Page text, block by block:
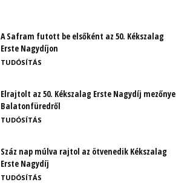
A Safram futott be elsőként az 50. Kékszalag
Erste Nagydíjon
TUDÓSÍTÁS
Elrajtolt az 50. Kékszalag Erste Nagydíj mezőnye
Balatonfüredről
TUDÓSÍTÁS
Száz nap múlva rajtol az ötvenedik Kékszalag
Erste Nagydíj
TUDÓSÍTÁS